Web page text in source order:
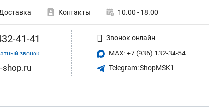
Доставка Контакты 10.00 - 18.00
41-41
звонок
shop.ru
Звонок онлайн
MAX: +7 (936) 132-34-54
Telegram: ShopMSK1